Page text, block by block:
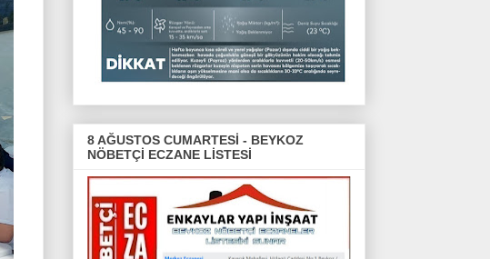
8 AĞUSTOS CUMARTESİ - BEYKOZ
NÖBETÇİ ECZANE LİSTESİ